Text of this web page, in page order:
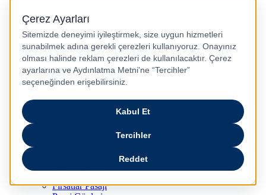
Anker
Arzum
Braun
Casper
Huawei
JBL
Lenovo
Omix
Philips
Özel Günler & Kampanyalar
Fırsatlar Pasajı